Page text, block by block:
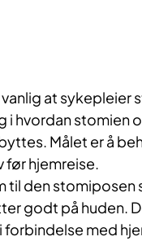
at sykepleier
hvordan stomien
Målet er å
før hjemreise.
til den stomiposen
godt på huden.
forbindelse med